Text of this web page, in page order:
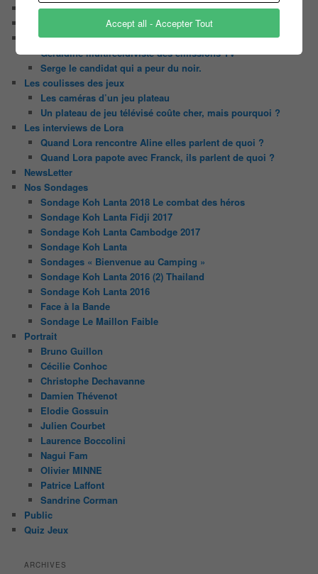
Il était une fois ….
Le candidat masqué
Le trombinoscope des Joueurs
Géraldine multirécidiviste des émissions TV
Serge le candidat qui a peur du noir.
Les coulisses des jeux
Les caméras d’un jeu plateau
Un plateau de jeu télévisé coûte cher, mais pourquoi ?
Les interviews de Lora
Quand Lora rencontre Aline elles parlent de quoi ?
Quand Lora papote avec Franck, ils parlent de quoi ?
NewsLetter
Nos Sondages
Sondage Koh Lanta 2018 Le combat des héros
Sondage Koh Lanta Fidji 2017
Sondage Koh Lanta Cambodge 2017
Sondage Koh Lanta
Sondages « Bienvenue au Camping »
Sondage Koh Lanta 2016 (2) Thailand
Sondage Koh Lanta 2016
Face à la Bande
Sondage Le Maillon Faible
Portrait
Bruno Guillon
Cécilie Conhoc
Christophe Dechavanne
Damien Thévenot
Elodie Gossuin
Julien Courbet
Laurence Boccolini
Nagui Fam
Olivier MINNE
Patrice Laffont
Sandrine Corman
Public
Quiz Jeux
ARCHIVES
Accept all - Accepter Tout